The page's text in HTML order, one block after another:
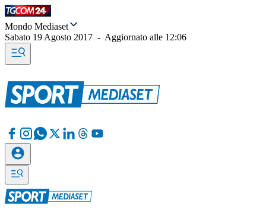
Mondo Mediaset
Sabato 19 Agosto 2017 - Aggiornato alle 12:06